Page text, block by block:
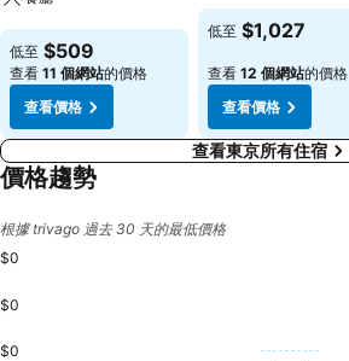
查看價格
低至 $509
查看 11 個網站的價格
查看價格
查看價格
低至 $1,027
查看 12 個網站的價格
查看價格
查看東京所有住宿
價格趨勢
根據 trivago 過去 30 天的最低價格
$0
$0
$0